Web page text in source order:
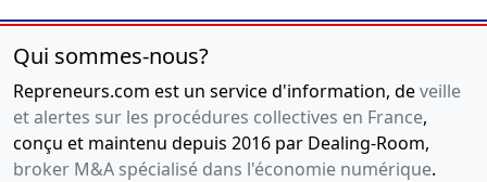
Qui sommes-nous?
Repreneurs.com est un service d'information, deveille
et alertes sur les procédures collectives en France,
conçu et maintenu depuis 2016 par Dealing-Room,
broker M&A spécialisé dans l'économie numérique.